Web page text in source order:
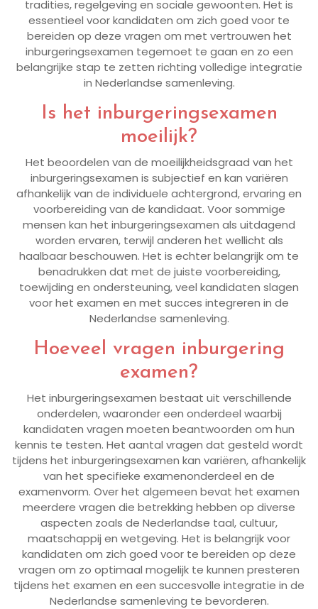
tradities, regelgeving en sociale gewoonten. Het is
essentieel voor kandidaten om zich goed voor te
bereiden op deze vragen om met vertrouwen het
inburgeringsexamen tegemoet te gaan en zo een
belangrijke stap te zetten richting volledige integratie
in Nederlandse samenleving.
Is het inburgeringsexamen
moeilijk?
Het beoordelen van de moeilijkheidsgraad van het
inburgeringsexamen is subjectief en kan variëren
afhankelijk van de individuele achtergrond, ervaring en
voorbereiding van de kandidaat. Voor sommige
mensen kan het inburgeringsexamen als uitdagend
worden ervaren, terwijl anderen het wellicht als
haalbaar beschouwen. Het is echter belangrijk om te
benadrukken dat met de juiste voorbereiding,
toewijding en ondersteuning, veel kandidaten slagen
voor het examen en met succes integreren in de
Nederlandse samenleving.
Hoeveel vragen inburgering
examen?
Het inburgeringsexamen bestaat uit verschillende
onderdelen, waaronder een onderdeel waarbij
kandidaten vragen moeten beantwoorden om hun
kennis te testen. Het aantal vragen dat gesteld wordt
tijdens het inburgeringsexamen kan variëren, afhankelijk
van het specifieke examenonderdeel en de
examenvorm. Over het algemeen bevat het examen
meerdere vragen die betrekking hebben op diverse
aspecten zoals de Nederlandse taal, cultuur,
maatschappij en wetgeving. Het is belangrijk voor
kandidaten om zich goed voor te bereiden op deze
vragen om zo optimaal mogelijk te kunnen presteren
tijdens het examen en een succesvolle integratie in de
Nederlandse samenleving te bevorderen.